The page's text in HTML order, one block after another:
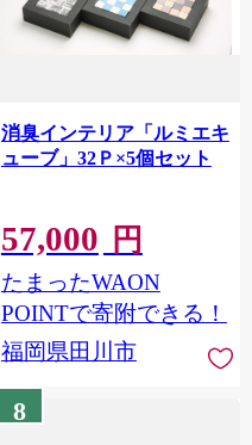
消臭インテリア「ルミエキ
ューブ」32Ｐ×5個セット
57,000 円
たまったWAON
POINTで寄附できる！
福岡県田川市
8